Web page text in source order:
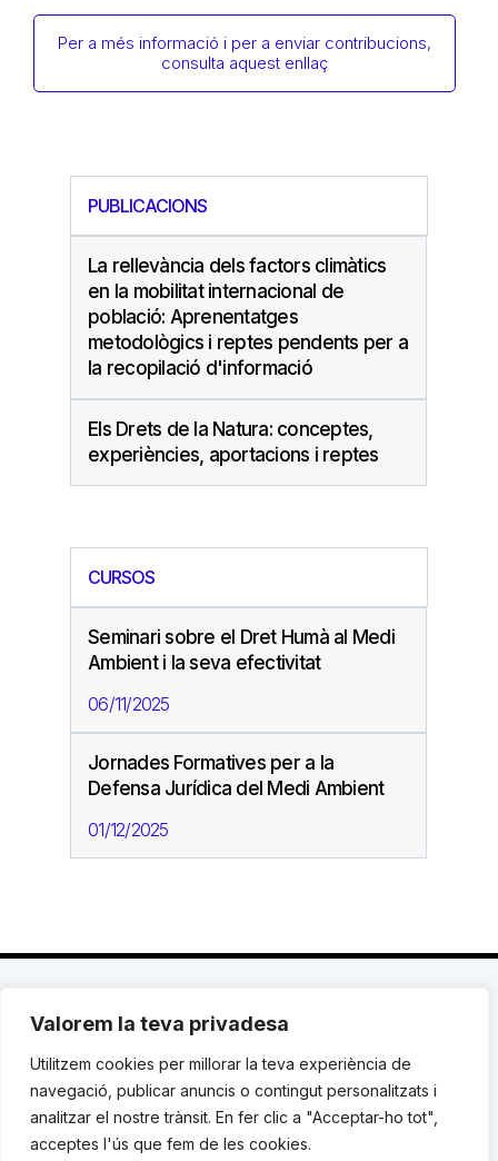
Valorem la teva privadesa
Utilitzem cookies per millorar la teva experiència de
navegació, publicar anuncis o contingut personalitzats i
analitzar el nostre trànsit. En fer clic a "Acceptar-ho tot",
acceptes l'ús que fem de les cookies.
Per a més informació i per a enviar contribucions,
consulta aquest enllaç
PUBLICACIONS
La rellevància dels factors climàtics
en la mobilitat internacional de
població: Aprenentatges
metodològics i reptes pendents per a
la recopilació d'informació
Els Drets de la Natura: conceptes,
experiències, aportacions i reptes
CURSOS
Seminari sobre el Dret Humà al Medi
Ambient i la seva efectivitat
06/11/2025
Jornades Formatives per a la
Defensa Jurídica del Medi Ambient
01/12/2025
C. Avinyó 44, 2n | 08002 Barcelona |
119 03 72|institut@idhc.org
© Institut de Drets Humans de Catalunya.